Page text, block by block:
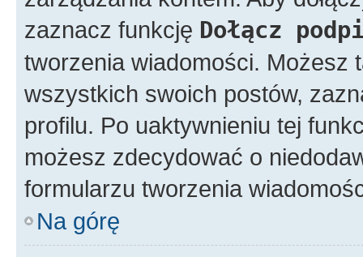
zaznacz funkcję Dołącz
tworzenia wiadomości. Możesz
wszystkich swoich postów,
profilu. Po uaktywnieniu tej
możesz zdecydować o
formularzu tworzenia
Na górę